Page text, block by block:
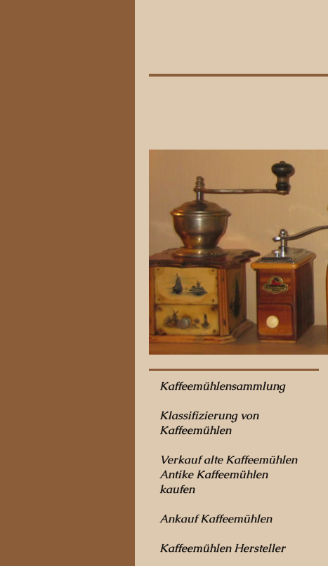
Kaffeemühlensammlung
Klassifizierung von
Kaffeemühlen
Verkauf alte Kaffeemühlen
Antike Kaffeemühlen
kaufen
Ankauf Kaffeemühlen
Kaffeemühlen Hersteller